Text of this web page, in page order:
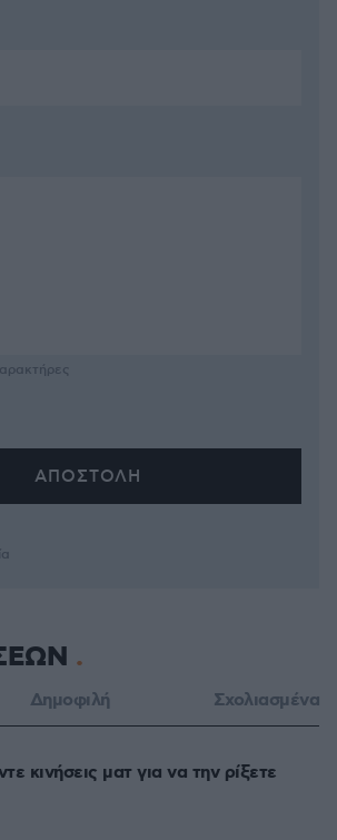
Δημοφιλή Σχολιασμένα
κινήσεις ματ για να την ρίξετε